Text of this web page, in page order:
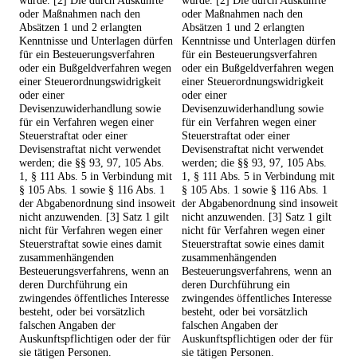
oder Maßnahmen nach den
Absätzen 1 und 2 erlangten
Kenntnisse und Unterlagen dürfen
für ein Besteuerungsverfahren
oder ein Bußgeldverfahren wegen
einer Steuerordnungswidrigkeit
oder einer
Devisenzuwiderhandlung sowie
für ein Verfahren wegen einer
Steuerstraftat oder einer
Devisenstraftat nicht verwendet
werden; die §§ 93, 97, 105 Abs.
1, § 111 Abs. 5 in Verbindung mit
§ 105 Abs. 1 sowie § 116 Abs. 1
der Abgabenordnung sind insoweit
nicht anzuwenden. [3] Satz 1 gilt
nicht für Verfahren wegen einer
Steuerstraftat sowie eines damit
zusammenhängenden
Besteuerungsverfahrens, wenn an
deren Durchführung ein
zwingendes öffentliches Interesse
besteht, oder bei vorsätzlich
falschen Angaben der
Auskunftspflichtigen oder der für
sie tätigen Personen.
oder Maßnahmen nach den
Absätzen 1 und 2 erlangten
Kenntnisse und Unterlagen dürfen
für ein Besteuerungsverfahren
oder ein Bußgeldverfahren wegen
einer Steuerordnungswidrigkeit
oder einer
Devisenzuwiderhandlung sowie
für ein Verfahren wegen einer
Steuerstraftat oder einer
Devisenstraftat nicht verwendet
werden; die §§ 93, 97, 105 Abs.
1, § 111 Abs. 5 in Verbindung mit
§ 105 Abs. 1 sowie § 116 Abs. 1
der Abgabenordnung sind insoweit
nicht anzuwenden. [3] Satz 1 gilt
nicht für Verfahren wegen einer
Steuerstraftat sowie eines damit
zusammenhängenden
Besteuerungsverfahrens, wenn an
deren Durchführung ein
zwingendes öffentliches Interesse
besteht, oder bei vorsätzlich
falschen Angaben der
Auskunftspflichtigen oder der für
sie tätigen Personen.